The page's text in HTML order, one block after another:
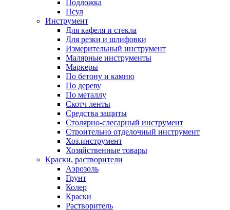
Подложка
Псул
Инструмент
Для кафеля и стекла
Для резки и шлифовки
Измерительный инструмент
Малярные инструменты
Маркеры
По бетону и камню
По дереву
По металлу
Скотч ленты
Средства защиты
Столярно-слесарный инструмент
Строительно отделочный инструмент
Хоз.инструмент
Хозяйственные товары
Краски, растворители
Аэрозоль
Грунт
Колер
Краски
Растворитель